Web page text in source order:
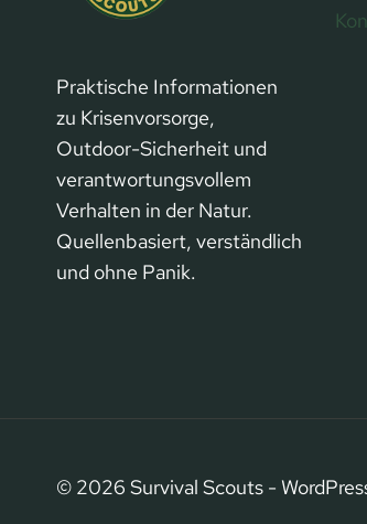
Praktische Informationen
zu Krisenvorsorge,
Outdoor-Sicherheit und
verantwortungsvollem
Verhalten in der Natur.
Quellenbasiert, verständlich
und ohne Panik.
© 2026 Survival Scouts -